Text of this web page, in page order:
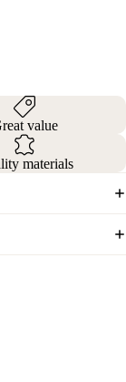
value
materials